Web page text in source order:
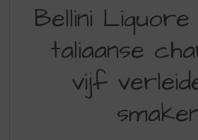
LIQUORE
CREMA
ITALIAANSE
CHARME
Bellini Liquore
taliaanse
vijf